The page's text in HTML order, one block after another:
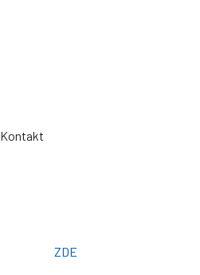
Kontakt
ZDE